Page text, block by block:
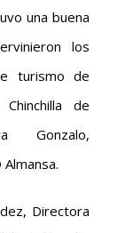
una buena
los
turismo de
de
Gonzalo,
Directora